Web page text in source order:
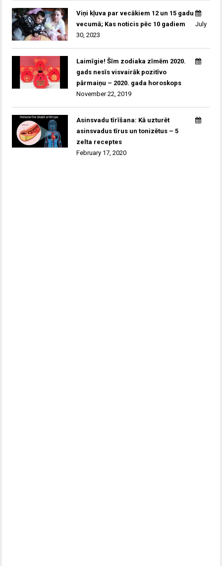
Viņi kļuva par vecākiem 12 un 15 gadu
vecumā; Kas noticis pēc 10 gadiem
July
30, 2023
Laimīgie! Šīm zodiaka zīmēm 2020.
gads nesīs visvairāk pozitīvo
pārmaiņu – 2020. gada horoskops
November 22, 2019
Asinsvadu tīrīšana: Kā uzturēt
asinsvadus tīrus un tonizētus – 5
zelta receptes
February 17, 2020